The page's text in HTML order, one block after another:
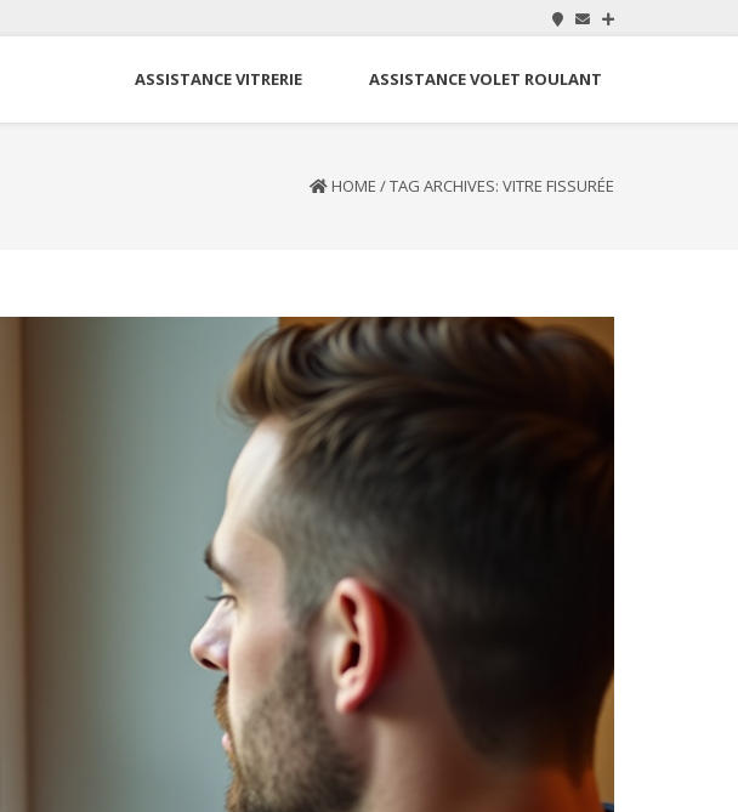
ASSISTANCE VITRERIE ASSISTANCE VOLET ROULANT
HOME /TAG ARCHIVES: VITRE FISSURÉE